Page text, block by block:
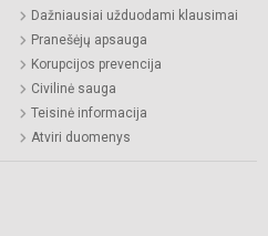
Dažniausiai užduodami klausimai
Pranešėjų apsauga
Korupcijos prevencija
Civilinė sauga
Teisinė informacija
Atviri duomenys